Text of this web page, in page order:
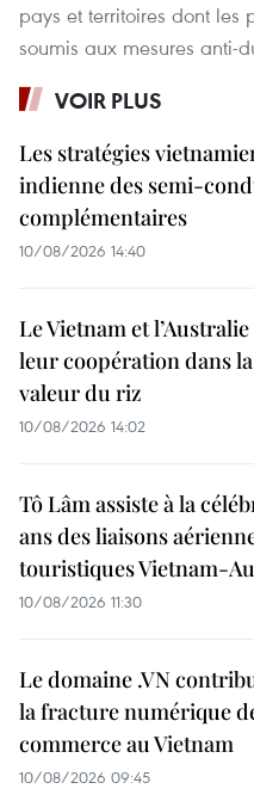
pays et territoires dont les
soumis aux mesures anti-
VOIR PLUS
Les stratégies
indienne des semi-
complémentaires
10/08/2026 14:40
Le Vietnam et
leur coopération dans
valeur du riz
10/08/2026 14:02
Tô Lâm assiste à la
ans des liaisons
touristiques Vietnam-
10/08/2026 11:30
Le domaine .VN
la fracture numérique
commerce au Vietnam
10/08/2026 09:45